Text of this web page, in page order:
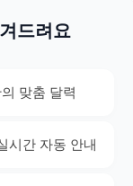
드려요
맞춤 달력
시간 자동 안내